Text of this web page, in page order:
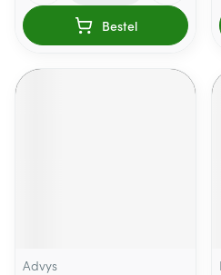
Bestel
Advys